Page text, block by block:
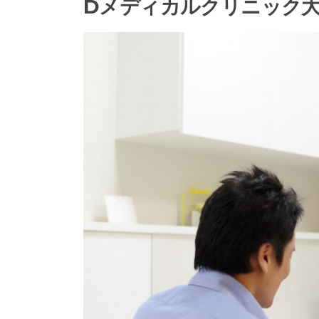
Dメディカルクリニック